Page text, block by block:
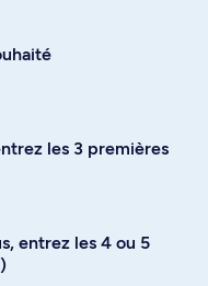
les 3 premières
entrez les 4 ou 5